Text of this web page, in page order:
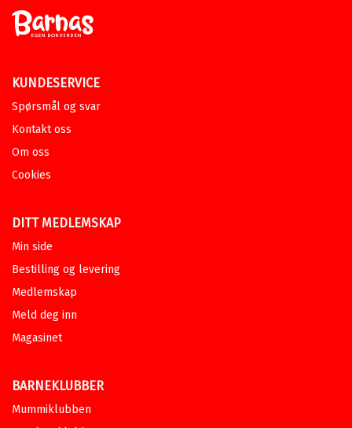
KUNDESERVICE
Spørsmål og svar
Kontakt oss
Om oss
Cookies
DITT MEDLEMSKAP
Min side
Bestilling og levering
Medlemskap
Meld deg inn
Magasinet
BARNEKLUBBER
Mummiklubben